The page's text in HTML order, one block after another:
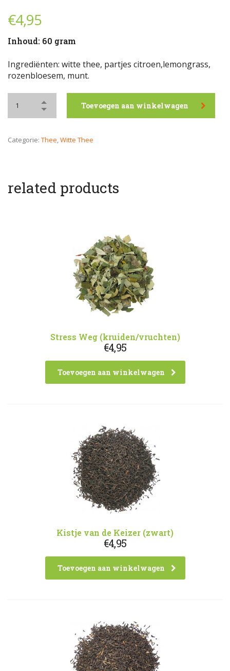
€4,95
Inhoud: 60 gram
Ingrediënten: witte thee, partjes citroen,lemongrass,
rozenbloesem, munt.
Toevoegen aan winkelwagen
Categorie: Thee,Witte Thee
related products
Stress Weg (kruiden/vruchten)
€4,95
Toevoegen aan winkelwagen
Kistje van de Keizer (zwart)
€4,95
Toevoegen aan winkelwagen